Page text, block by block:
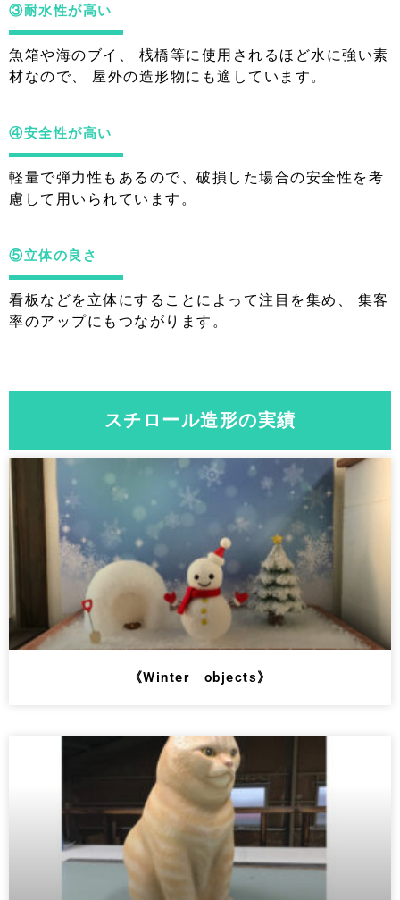
③耐水性が高い
魚箱や海のブイ、 桟橋等に使用されるほど水に強い素
材なので、 屋外の造形物にも適しています。
④安全性が高い
軽量で弾力性もあるので、破損した場合の安全性を考
慮して用いられています。
⑤立体の良さ
看板などを立体にすることによって注目を集め、 集客
率のアップにもつながります。
スチロール造形の実績
《Winter objects》